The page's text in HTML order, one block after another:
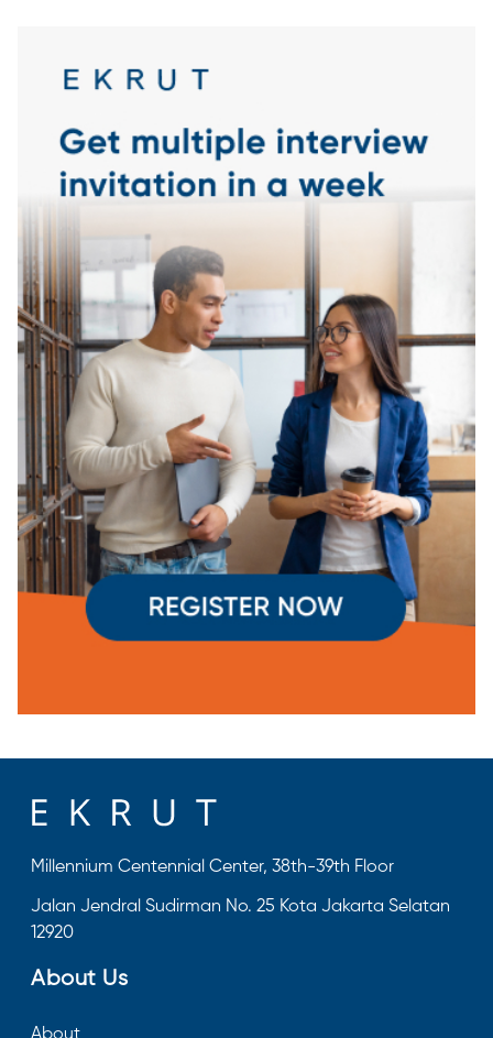
Millennium Centennial Center, 38th-39th Floor
Jalan Jendral Sudirman No. 25 Kota Jakarta Selatan
12920
About Us
About